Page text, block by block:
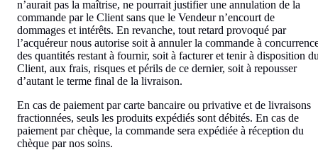
n’aurait pas la maîtrise, ne pourrait justifier une annulation de la
commande par le Client sans que le Vendeur n’encourt de
dommages et intérêts. En revanche, tout retard provoqué par
l’acquéreur nous autorise soit à annuler la commande à
des quantités restant à fournir, soit à facturer et tenir à disposition
Client, aux frais, risques et périls de ce dernier, soit à repousser
d’autant le terme final de la livraison.
En cas de paiement par carte bancaire ou privative et de livraisons
fractionnées, seuls les produits expédiés sont débités. En cas de
paiement par chèque, la commande sera expédiée à réception du
chèque par nos soins.